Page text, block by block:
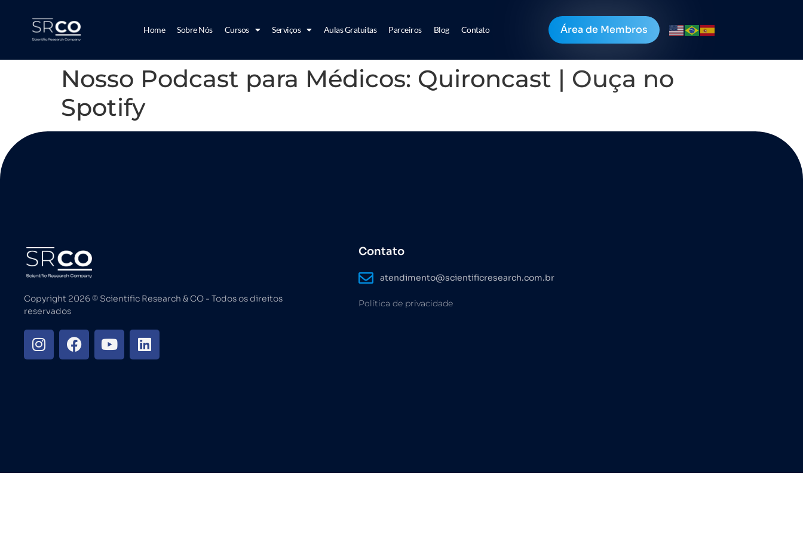
Home Sobre Nós Cursos Serviços Aulas Gratuitas Parceiros Blog Contato Área de Membros
Nosso Podcast para Médicos: Quironcast | Ouça no
Spotify
Copyright 2026 ©️ Scientific Research & CO - Todos os direitos
reservados
Contato
atendimento@scientificresearch.com.br
Política de privacidade